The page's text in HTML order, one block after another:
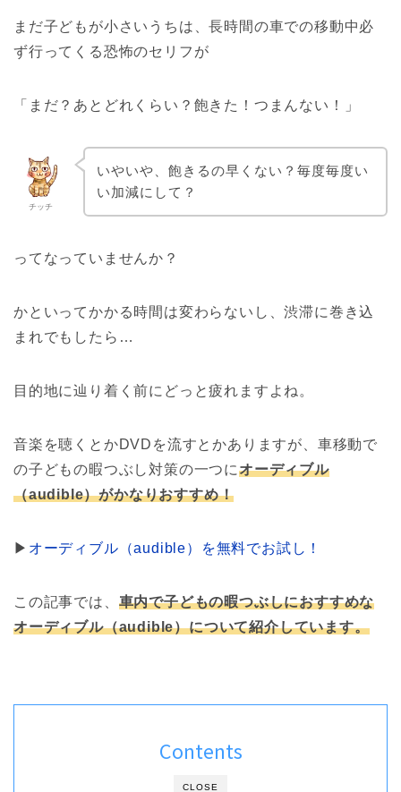
まだ子どもが小さいうちは、長時間の車での移動中必
ず行ってくる恐怖のセリフが
「まだ？あとどれくらい？飽きた！つまんない！」
チッチ
いやいや、飽きるの早くない？毎度毎度い
い加減にして？
ってなっていませんか？
かといってかかる時間は変わらないし、渋滞に巻き込
まれでもしたら…
目的地に辿り着く前にどっと疲れますよね。
音楽を聴くとかDVDを流すとかありますが、車移動で
の子どもの暇つぶし対策の一つにオーディブル
（audible）がかなりおすすめ！
▶︎ オーディブル（audible）を無料でお試し！
この記事では、 車内で子どもの暇つぶしにおすすめな
オーディブル（audible）について紹介しています。
CLOSE
Contents